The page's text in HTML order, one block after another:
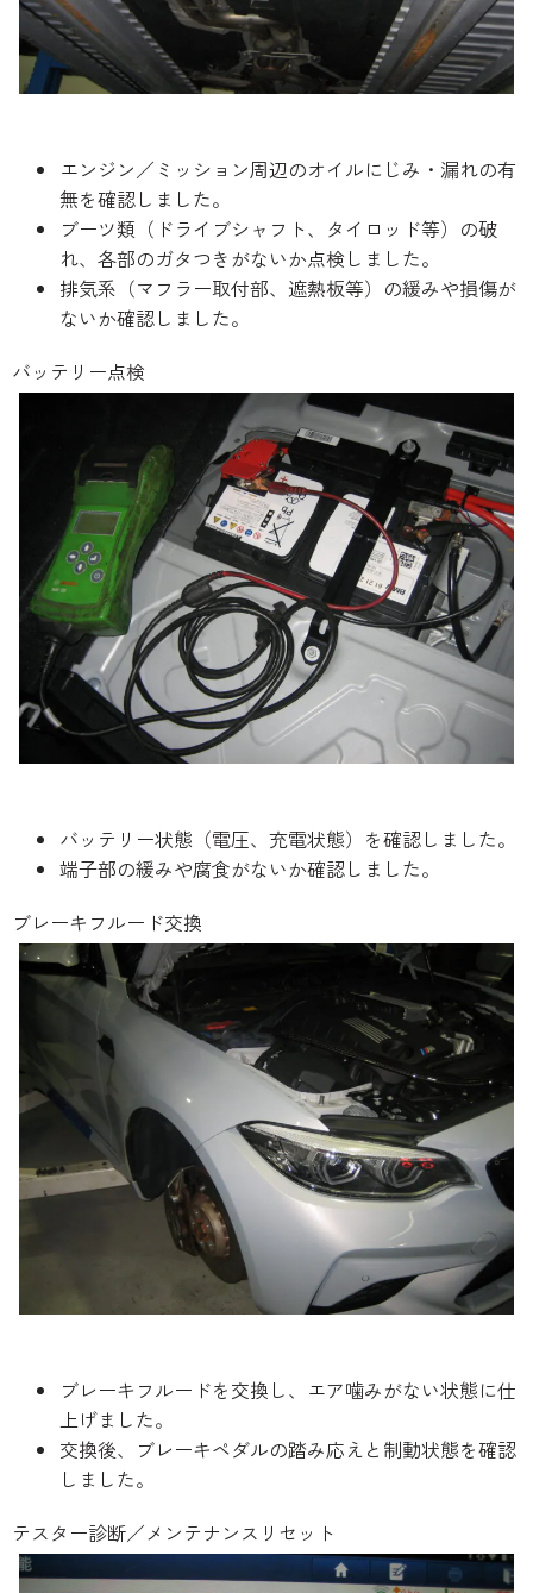
エンジン／ミッション周辺のオイルにじみ・漏れの有
無を確認しました。
ブーツ類（ドライブシャフト、タイロッド等）の破
れ、各部のガタつきがないか点検しました。
排気系（マフラー取付部、遮熱板等）の緩みや損傷が
ないか確認しました。
バッテリー点検
バッテリー状態（電圧、充電状態）を確認しました。
端子部の緩みや腐食がないか確認しました。
ブレーキフルード交換
ブレーキフルードを交換し、エア噛みがない状態に仕
上げました。
交換後、ブレーキペダルの踏み応えと制動状態を確認
しました。
テスター診断／メンテナンスリセット